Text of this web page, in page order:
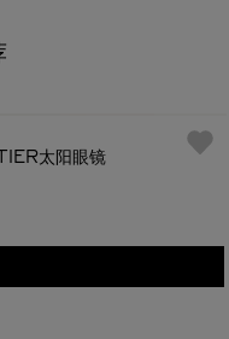
太阳眼镜